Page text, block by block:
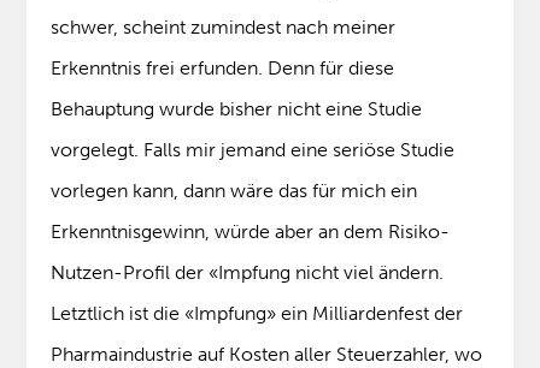
schwer, scheint zumindest nach meiner
Erkenntnis frei erfunden. Denn für diese
Behauptung wurde bisher nicht eine Studie
vorgelegt. Falls mir jemand eine seriöse Studie
vorlegen kann, dann wäre das für mich ein
Erkenntnisgewinn, würde aber an dem Risiko-
Nutzen-Profil der «Impfung nicht viel ändern.
Letztlich ist die «Impfung» ein Milliardenfest der
Pharmaindustrie auf Kosten aller Steuerzahler, wo